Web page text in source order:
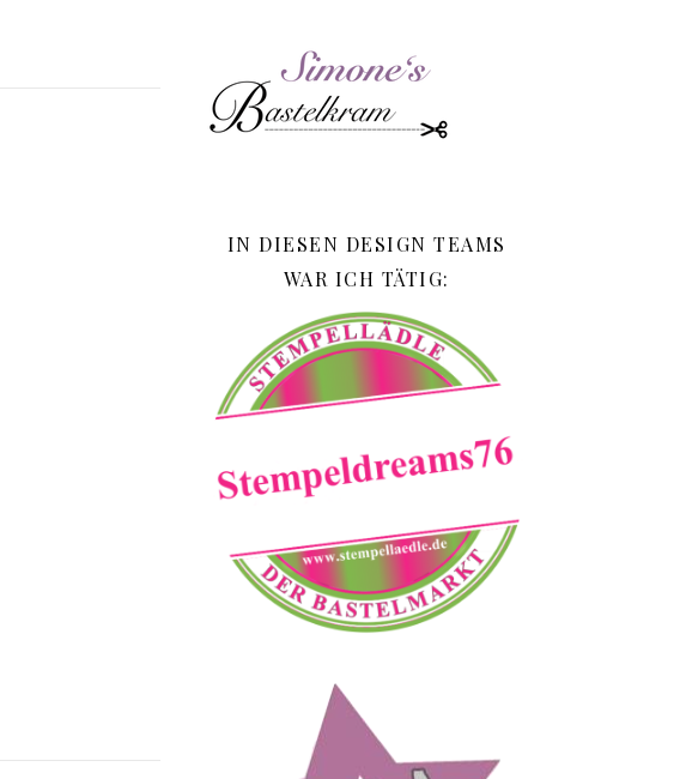
IN DIESEN DESIGN TEAMS
WAR ICH TÄTIG: